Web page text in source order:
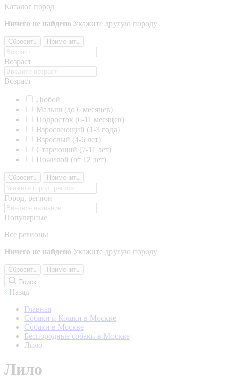
Каталог пород
Ничего не найдено Укажите другую породу
Сбросить Применить
Возраст
Возраст
Любой
Малыш (до 6 месяцев)
Подросток (6-11 месяцев)
Взрослеющий (1-3 года)
Взрослый (4-6 лет)
Стареющий (7-11 лет)
Пожилой (от 12 лет)
Сбросить Применить
Город, регион
Популярные
Все регионы
Ничего не найдено Укажите другую породу
Сбросить
Применить
Поиск
Назад
Главная
Собаки и Кошки в Москве
Собаки в Москве
Беспородные собаки в Москве
Лило
Лило